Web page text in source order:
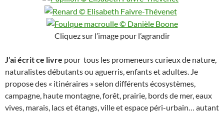
Cliquez sur l’image pour l’agrandir
J’ai écrit ce livre pour tous les promeneurs curieux de nature,
naturalistes débutants ou aguerris, enfants et adultes. Je
propose des « itinéraires » selon différents écosystèmes,
campagne, haute montagne, forêt, prairie, bords de mer, eaux
vives, marais, lacs et étangs, ville et espace péri-urbain… autant